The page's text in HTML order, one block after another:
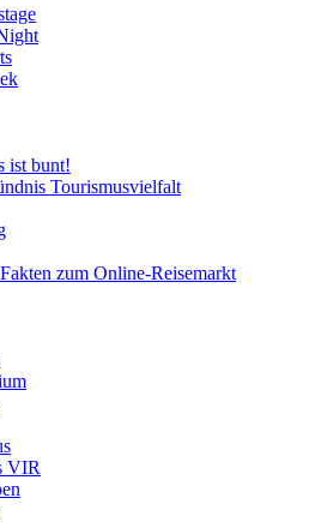
ist bunt!
Tourismusvielfalt
zum Online-Reisemarkt
VIR